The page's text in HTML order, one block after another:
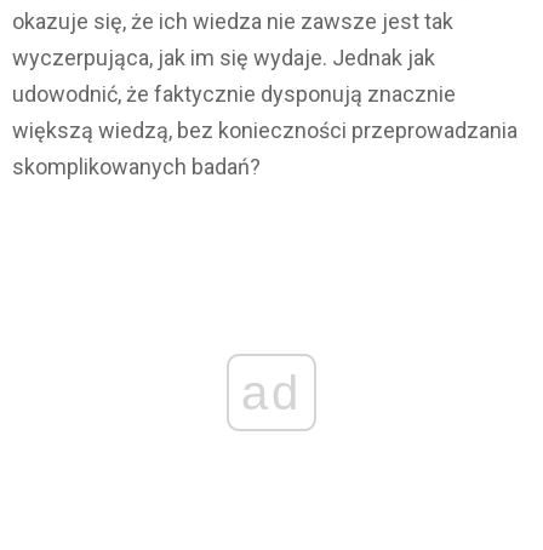
okazuje się, że ich wiedza nie zawsze jest tak
wyczerpująca, jak im się wydaje. Jednak jak
udowodnić, że faktycznie dysponują znacznie
większą wiedzą, bez konieczności przeprowadzania
skomplikowanych badań?
ad